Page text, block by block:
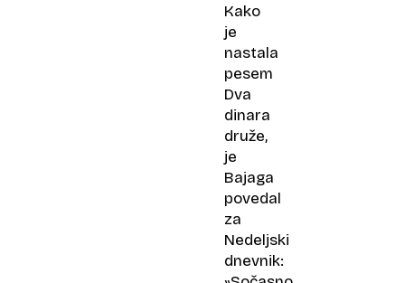
Kako
je
nastala
pesem
Dva
dinara
druže,
je
Bajaga
povedal
za
Nedeljski
dnevnik: